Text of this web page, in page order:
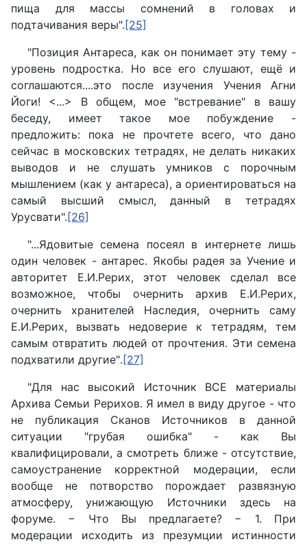
пища для массы сомнений в головах и
подтачивания веры". [25]
"Позиция Антареса, как он понимает эту тему -
уровень подростка. Но все его слушают, ещё и
соглашаются....это после изучения Учения Агни
Йоги! <...> В общем, мое "встревание" в вашу
беседу, имеет такое мое побуждение -
предложить: пока не прочтете всего, что дано
сейчас в московских тетрадях, не делать никаких
выводов и не слушать умников с порочным
мышлением (как у антареса), а ориентироваться на
самый высший смысл, данный в тетрадях
Урусвати". [26]
"...Ядовитые семена посеял в интернете лишь
один человек - антарес. Якобы радея за Учение и
авторитет Е.И.Рерих, этот человек сделал все
возможное, чтобы очернить архив Е.И.Рерих,
очернить хранителей Наследия, очернить саму
Е.И.Рерих, вызвать недоверие к тетрадям, тем
самым отвратить людей от прочтения. Эти семена
подхватили другие". [27]
"Для нас высокий Источник ВСЕ материалы
Архива Семьи Рерихов. Я имел в виду другое - что
не публикация Сканов Источников в данной
ситуации "грубая ошибка" - как Вы
квалифицировали, а смотреть ближе - отсутствие,
самоустранение корректной модерации, если
вообще не потворство порождает развязную
атмосферу, унижающую Источники здесь на
форуме. − Что Вы предлагаете? − 1. При
модерации исходить из презумции истинности